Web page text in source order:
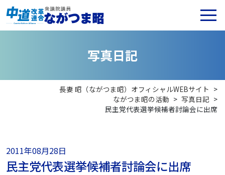
写真日記
長妻 昭（ながつま昭）オフィシャルWEBサイト >
ながつま昭の活動 > 写真日記 >
民主党代表選挙候補者討論会に出席
2011年08月28日
民主党代表選挙候補者討論会に出席